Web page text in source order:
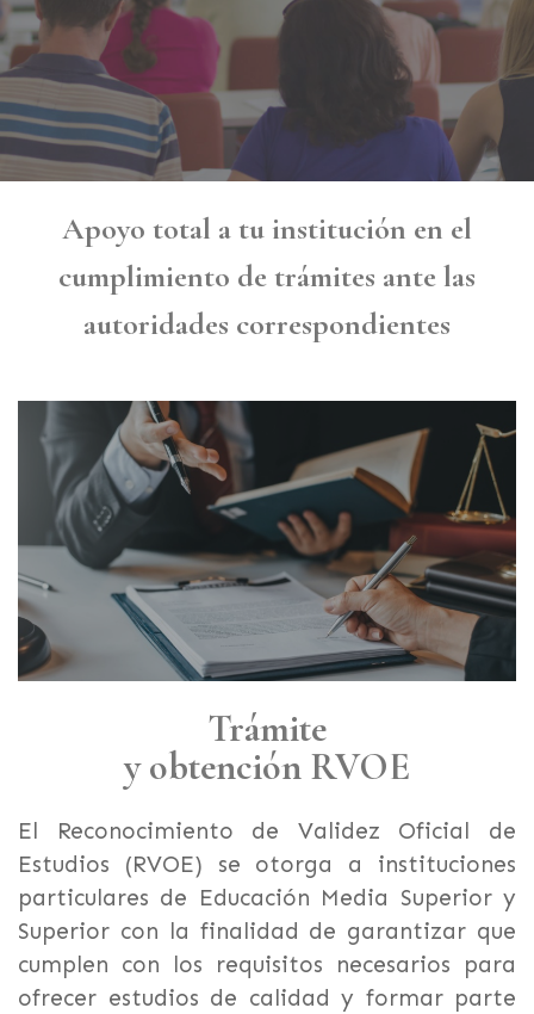
Apoyo total a tu institución en el
cumplimiento de trámites ante las
autoridades correspondientes
Trámite
y obtención RVOE
El Reconocimiento de Validez Oficial de
Estudios (RVOE) se otorga a instituciones
particulares de Educación Media Superior y
Superior con la finalidad de garantizar que
cumplen con los requisitos necesarios para
ofrecer estudios de calidad y formar parte